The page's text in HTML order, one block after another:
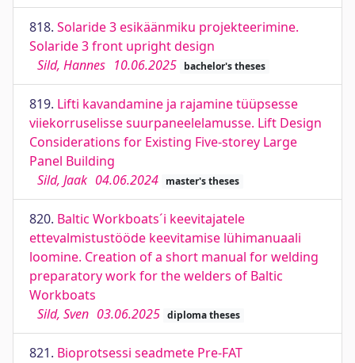
818. Solaride 3 esikäänmiku projekteerimine.
Solaride 3 front upright design
Sild, Hannes 10.06.2025 bachelor's theses
819. Lifti kavandamine ja rajamine tüüpsesse
viiekorruselisse suurpaneelelamusse. Lift Design
Considerations for Existing Five-storey Large
Panel Building
Sild, Jaak 04.06.2024 master's theses
820. Baltic Workboats´i keevitajatele
ettevalmistustööde keevitamise lühimanuaali
loomine. Creation of a short manual for welding
preparatory work for the welders of Baltic
Workboats
Sild, Sven 03.06.2025 diploma theses
821. Bioprotsessi seadmete Pre-FAT